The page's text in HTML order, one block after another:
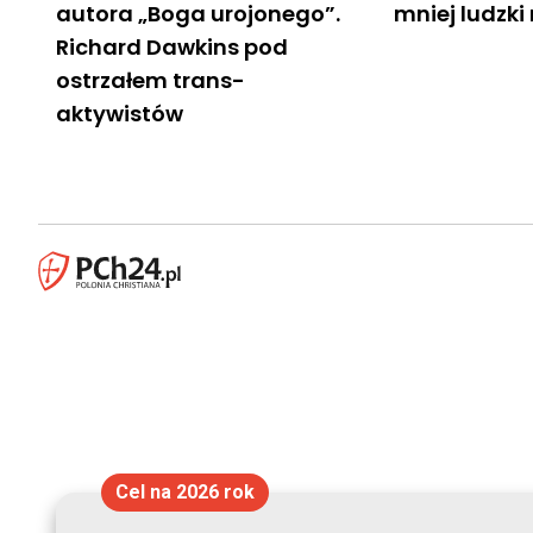
autora „Boga urojonego”.
Richard Dawkins pod
ostrzałem trans-
aktywistów
mniej ludzki
Cel na 2026 rok